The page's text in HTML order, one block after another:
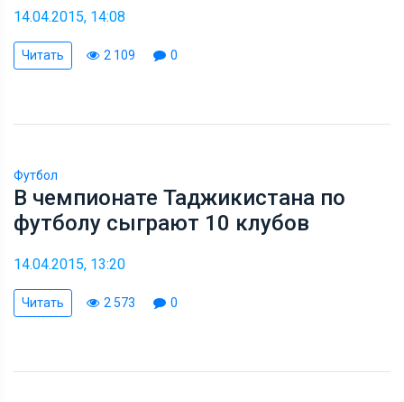
14.04.2015, 14:08
Читать 2 109 0
Футбол
В чемпионате Таджикистана по
футболу сыграют 10 клубов
14.04.2015, 13:20
Читать 2 573 0